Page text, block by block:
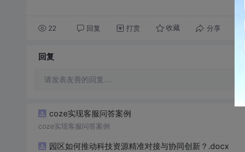
22 回复 打赏 收藏 分享
回复
请发表友善的回复…
coze实现客服问答案例
coze实现客服问答案例
园区如何推动科技资源精准对接与协同创新？.docx